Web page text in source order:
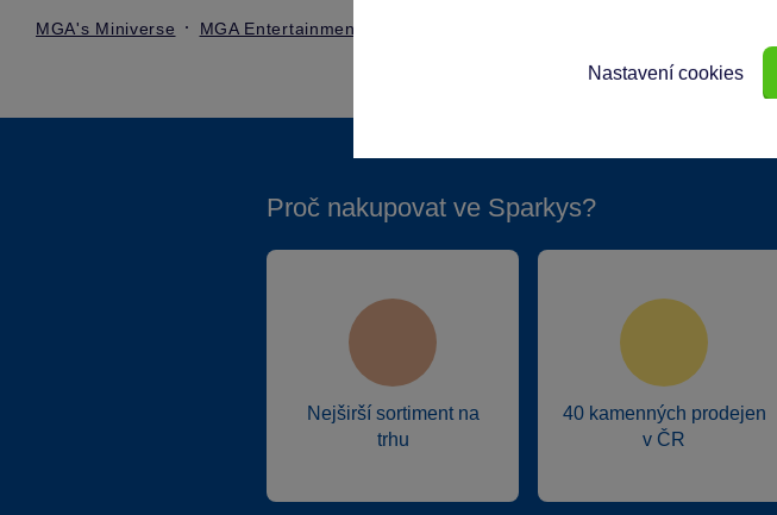
MGA's Miniverse MGA Entertainment
Proč nakupovat ve Sparkys?
Nejširší sortiment na
trhu
40 kamenných prodejen
v ČR
Nastavení cookies